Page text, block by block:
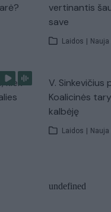
vertinantis
save
Laidos | Nauja
kiek
V. Sinkevičius
Koalicinės
kalbėję
Laidos | Nauja